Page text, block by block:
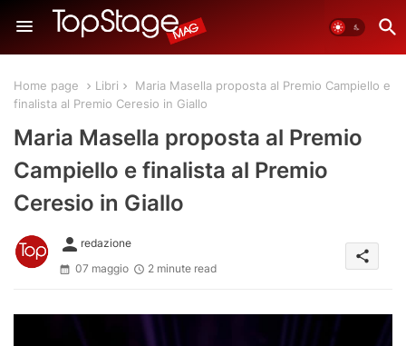
Home page Libri
Maria Masella proposta al Premio Campiello e
finalista al Premio Ceresio in Giallo
Maria Masella proposta al Premio
Campiello e finalista al Premio
Ceresio in Giallo
person redazione
07 maggio
2 minute read
share